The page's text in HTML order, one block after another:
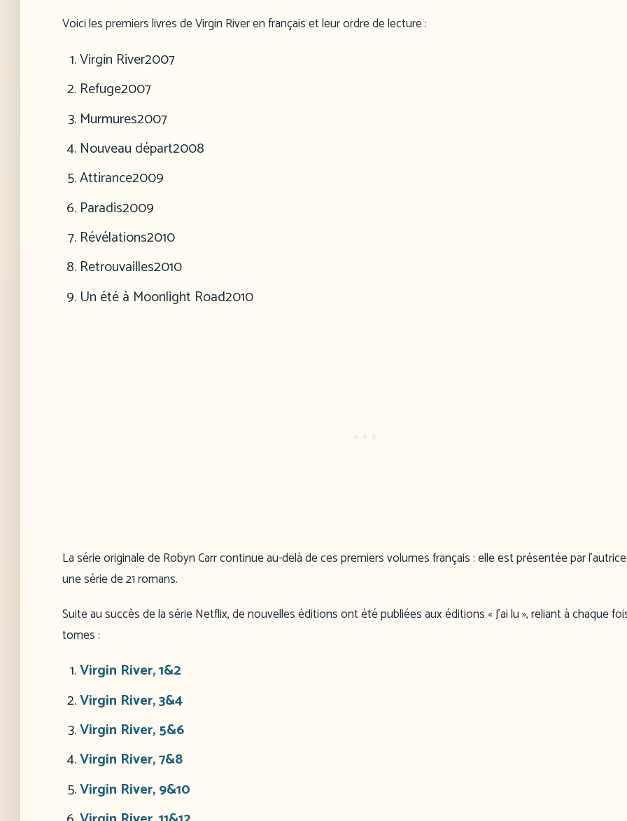
Voici les premiers livres de Virgin River en français et leur ordre de lecture :
Virgin River2007
Refuge2007
Murmures2007
Nouveau départ2008
Attirance2009
Paradis2009
Révélations2010
Retrouvailles2010
Un été à Moonlight Road2010
La série originale de Robyn Carr continue au-delà de ces premiers volumes français : elle est présentée par
une série de 21 romans.
Suite au succès de la série Netflix, de nouvelles éditions ont été publiées aux éditions « J’ai lu », reliant à chaque
tomes :
Virgin River, 1&2
Virgin River, 3&4
Virgin River, 5&6
Virgin River, 7&8
Virgin River, 9&10